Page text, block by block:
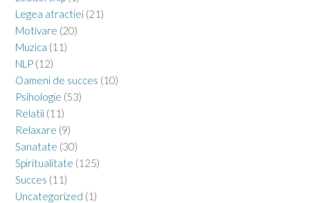
Legea atractiei (21)
Motivare (20)
Muzica (11)
NLP (12)
Oameni de succes (10)
Psihologie (53)
Relatii (11)
Relaxare (9)
Sanatate (30)
Spiritualitate (125)
Succes (11)
Uncategorized (1)